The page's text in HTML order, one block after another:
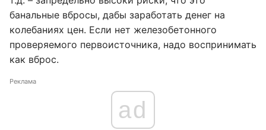
банальные вбросы, дабы заработать денег на
колебаниях цен. Если нет железобетонного
проверяемого первоисточника, надо воспринимать
как вброс.
Реклама
ad